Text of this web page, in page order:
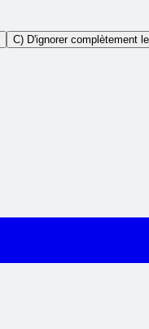
C) D'ignorer complètement